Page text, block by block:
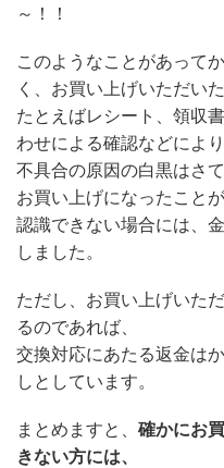
～！！
このようなことがあって
く、お買い上げいただいた
たとえばレシート、領収
わせによる確認などにより
不具合の原因の白黒はさ
お買い上げになったことが
認識できない場合には、
しました。
ただし、お買い上げいた
るのであれば、
交換対応にあたる返金は
しとしています。
まとめますと、 確かにお
きない方には、